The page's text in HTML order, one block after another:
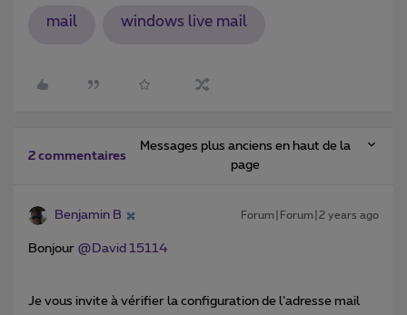
mail windows live mail
2 commentaires
Messages plus anciens en haut de la
page
Benjamin B Forum|Forum|2 years ago
Bonjour @David 15114
Je vous invite à vérifier la configuration de l’adresse mail